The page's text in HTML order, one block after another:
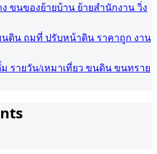
ขนของย้ายบ้าน ย้ายสำนักงาน วิ่ง
นดิน ถมที่ ปรับหน้าดิน ราคาถูก งาน
รายวัน/เหมาเที่ยว ขนดิน ขนทราย